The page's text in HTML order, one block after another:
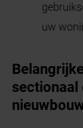
uw
sectionaal